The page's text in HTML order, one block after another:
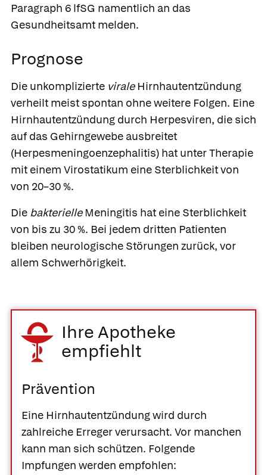
Paragraph 6 lfSG namentlich an das
Gesundheitsamt melden.
Prognose
Die unkomplizierte viraleHirnhautentzündung
verheilt meist spontan ohne weitere Folgen. Eine
Hirnhautentzündung durch Herpesviren, die sich
auf das Gehirngewebe ausbreitet
(Herpesmeningoenzephalitis) hat unter Therapie
mit einem Virostatikum eine Sterblichkeit von
von 20–30 %.
Die bakterielleMeningitis hat eine Sterblichkeit
von bis zu 30 %. Bei jedem dritten Patienten
bleiben neurologische Störungen zurück, vor
allem Schwerhörigkeit.
Ihre Apotheke
empfiehlt
Prävention
Eine Hirnhautentzündung wird durch
zahlreiche Erreger verursacht. Vor manchen
kann man sich schützen. Folgende
Impfungen werden empfohlen: